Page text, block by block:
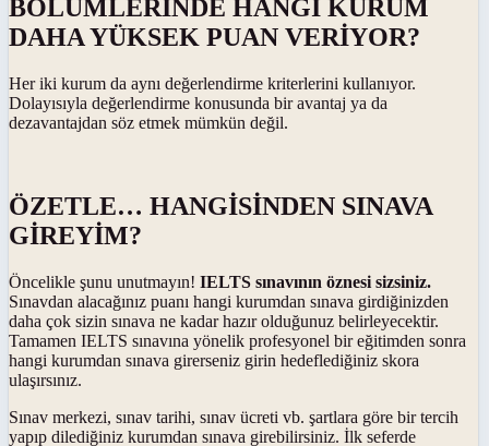
BÖLÜMLERİNDE HANGİ KURUM
DAHA YÜKSEK PUAN VERİYOR?
Her iki kurum da aynı değerlendirme kriterlerini kullanıyor.
Dolayısıyla değerlendirme konusunda bir avantaj ya da
dezavantajdan söz etmek mümkün değil.
ÖZETLE… HANGİSİNDEN SINAVA
GİREYİM?
Öncelikle şunu unutmayın! IELTS sınavının öznesi sizsiniz.
Sınavdan alacağınız puanı hangi kurumdan sınava girdiğinizden
daha çok sizin sınava ne kadar hazır olduğunuz belirleyecektir.
Tamamen IELTS sınavına yönelik profesyonel bir eğitimden sonra
hangi kurumdan sınava girerseniz girin hedeflediğiniz skora
ulaşırsınız.
Sınav merkezi, sınav tarihi, sınav ücreti vb. şartlara göre bir tercih
yapıp dilediğiniz kurumdan sınava girebilirsiniz. İlk seferde